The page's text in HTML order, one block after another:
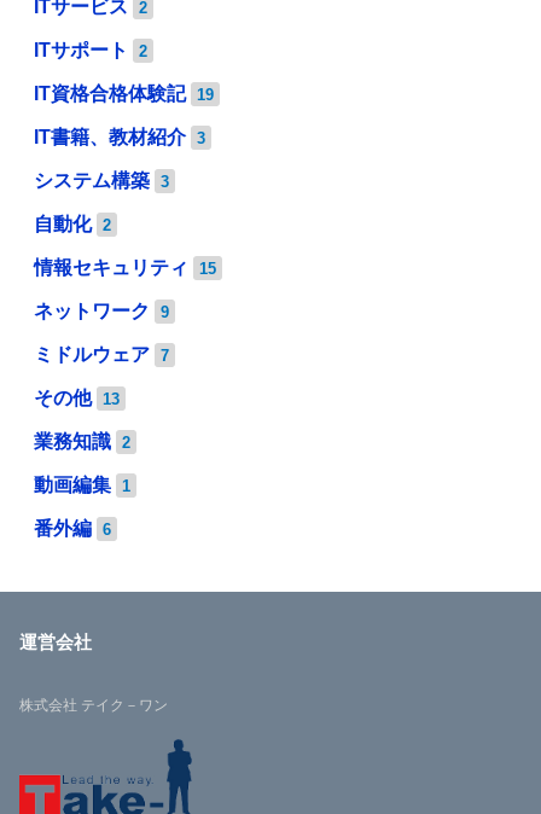
ITサービス 2
ITサポート 2
IT資格合格体験記 19
IT書籍、教材紹介 3
システム構築 3
自動化 2
情報セキュリティ 15
ネットワーク 9
ミドルウェア 7
その他 13
業務知識 2
動画編集 1
番外編 6
運営会社
株式会社 テイク－ワン